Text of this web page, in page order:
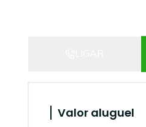
Valor aluguel